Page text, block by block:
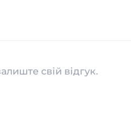
свій відгук.